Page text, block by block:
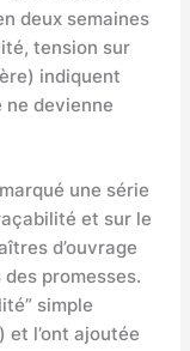
deux semaines
tension sur
indiquent
ne devienne
une série
et sur le
d’ouvrage
promesses.
simple
l’ont ajoutée